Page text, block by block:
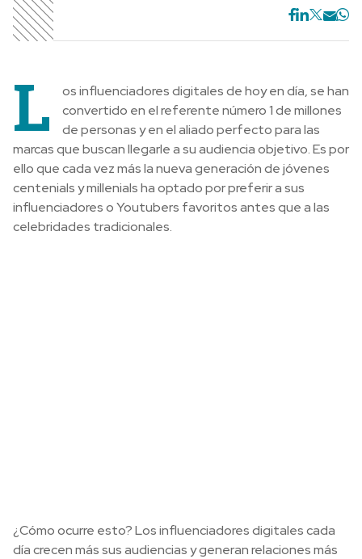
L
os influenciadores digitales de hoy en día, se han
convertido en el referente número 1 de millones
de personas y en el aliado perfecto para las
marcas que buscan llegarle a su audiencia objetivo. Es por
ello que cada vez más la nueva generación de jóvenes
centenials y millenials ha optado por preferir a sus
influenciadores o Youtubers favoritos antes que a las
celebridades tradicionales.
¿Cómo ocurre esto? Los influenciadores digitales cada
día crecen más sus audiencias y generan relaciones más